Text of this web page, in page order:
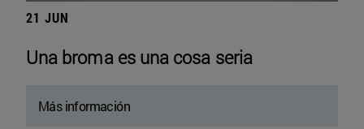
21 JUN
Una broma es una cosa seria
Más información